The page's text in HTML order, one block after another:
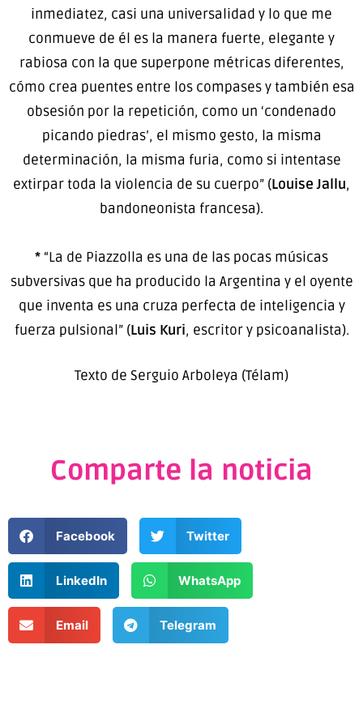
inmediatez, casi una universalidad y lo que me
conmueve de él es la manera fuerte, elegante y
rabiosa con la que superpone métricas diferentes,
cómo crea puentes entre los compases y también esa
obsesión por la repetición, como un ‘condenado
picando piedras’, el mismo gesto, la misma
determinación, la misma furia, como si intentase
extirpar toda la violencia de su cuerpo” (Louise Jallu,
bandoneonista francesa).
* “La de Piazzolla es una de las pocas músicas
subversivas que ha producido la Argentina y el oyente
que inventa es una cruza perfecta de inteligencia y
fuerza pulsional” (Luis Kuri, escritor y psicoanalista).
Texto de Serguio Arboleya (Télam)
Comparte la noticia
Facebook Twitter
LinkedIn WhatsApp
Email Telegram